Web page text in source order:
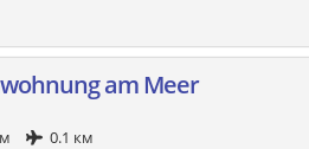
am Meer
0.1 км